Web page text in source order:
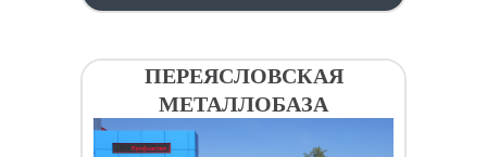
ПЕРЕЯСЛОВСКАЯ
МЕТАЛЛОБАЗА